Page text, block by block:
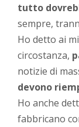
tutto
sempre,
Ho detto ai
circostanza,
notizie di
devono
Ho anche
fabbricano